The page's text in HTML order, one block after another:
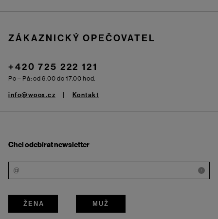
ZÁKAZNICKÝ OPEČOVATEL
+420 725 222 121
Po – Pá: od 9.00 do 17.00 hod.
info@woox.cz Kontakt
Chci odebírat newsletter
i
ŽENA MUŽ